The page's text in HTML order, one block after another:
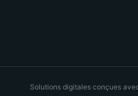
Solutions digitales conçues